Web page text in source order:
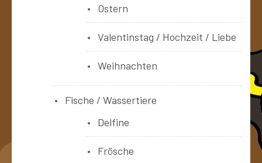
Ostern
Valentinstag / Hochzeit / Liebe
Weihnachten
Fische / Wassertiere
Delfine
Frösche